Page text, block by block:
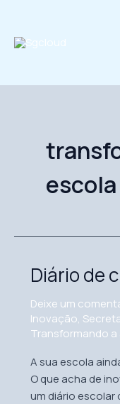
escola
Diário de
Deixe um
Inovação,
Transformando a
A sua escola
O que acha de
um diário escolar
Diário
classe
digital